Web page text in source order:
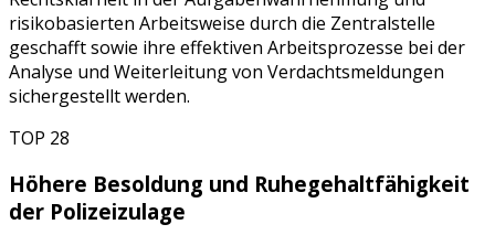
risikobasierten Arbeitsweise durch die Zentralstelle
geschafft sowie ihre effektiven Arbeitsprozesse bei der
Analyse und Weiterleitung von Verdachtsmeldungen
sichergestellt werden.
TOP 28
Höhere Besoldung und Ruhegehaltfähigkeit
der Polizeizulage